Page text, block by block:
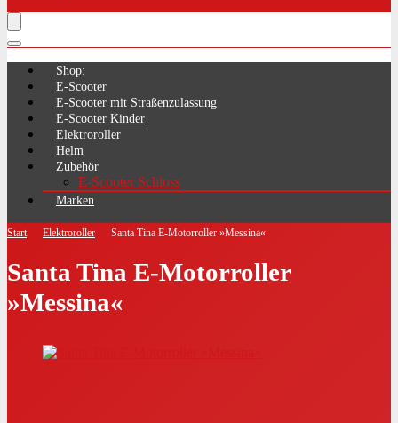
Shop:
E-Scooter
E-Scooter mit Straßenzulassung
E-Scooter Kinder
Elektroroller
Helm
Zubehör
E-Scooter Schloss
Marken
Start Elektroroller Santa Tina E-Motorroller »Messina«
Santa Tina E-Motorroller
»Messina«